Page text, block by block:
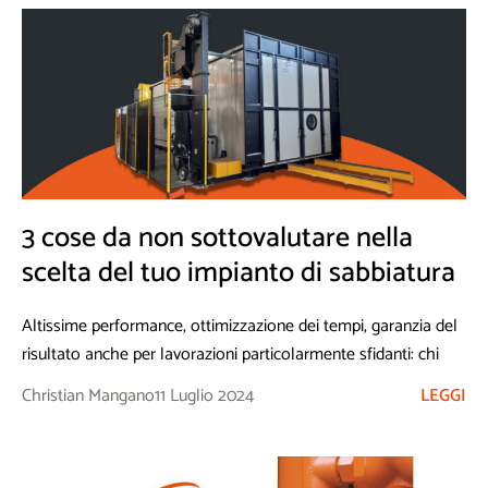
3 cose da non sottovalutare nella
scelta del tuo impianto di sabbiatura
Altissime performance, ottimizzazione dei tempi, garanzia del
risultato anche per lavorazioni particolarmente sfidanti: chi
sceglie di dotarsi di un
impianto di sabbiatura
essere certo di avere tutto questo.
soddisfare anche le esigenze
Christian Mangano11 Luglio 2024 LEGGI